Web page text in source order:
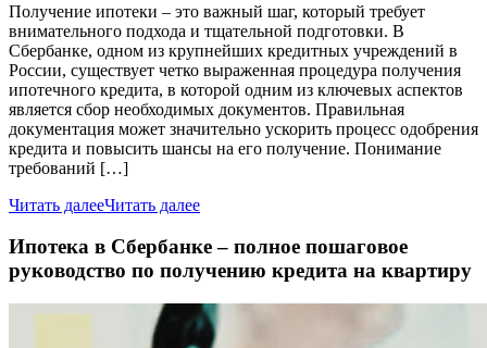
Получение ипотеки – это важный шаг, который требует
внимательного подхода и тщательной подготовки. В
Сбербанке, одном из крупнейших кредитных учреждений в
России, существует четко выраженная процедура получения
ипотечного кредита, в которой одним из ключевых аспектов
является сбор необходимых документов. Правильная
документация может значительно ускорить процесс одобрения
кредита и повысить шансы на его получение. Понимание
требований […]
Читать далееЧитать далее
Ипотека в Сбербанке – полное пошаговое
руководство по получению кредита на квартиру